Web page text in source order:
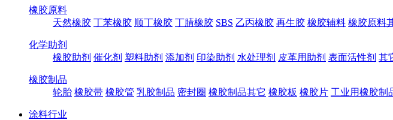
橡胶原料
天然橡胶 丁苯橡胶 顺丁橡胶 丁腈橡胶 SBS 乙丙橡胶 再生胶 橡胶辅料 橡胶原料
化学助剂
橡胶助剂 催化剂 塑料助剂 添加剂 印染助剂 水处理剂 皮革用助剂 表面活性剂 其
橡胶制品
轮胎 橡胶带 橡胶管 乳胶制品 密封圈 橡胶制品其它 橡胶板 橡胶片 工业用橡胶制
涂料行业